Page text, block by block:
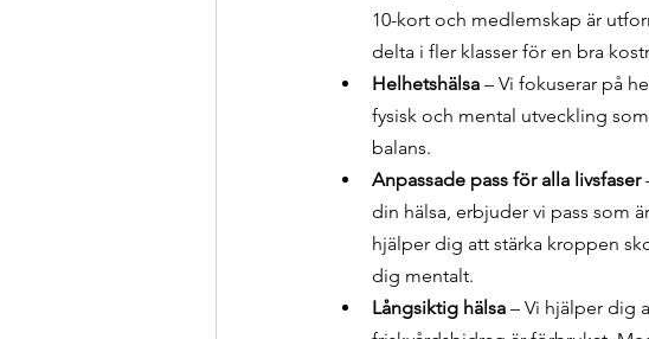
10-kort och medlemskap är
delta i fler klasser för en bra
Helhetshälsa – Vi fokuserar på
fysisk och mental utveckling
balans.
Anpassade pass för alla livsfaser
din hälsa, erbjuder vi pass som
hjälper dig att stärka kroppen
dig mentalt.
Långsiktig hälsa – Vi hjälper dig